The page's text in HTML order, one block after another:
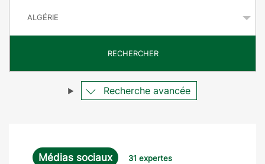
ê
e
RECHERCHER
Recherche avancée
Médias sociaux 31 expertes